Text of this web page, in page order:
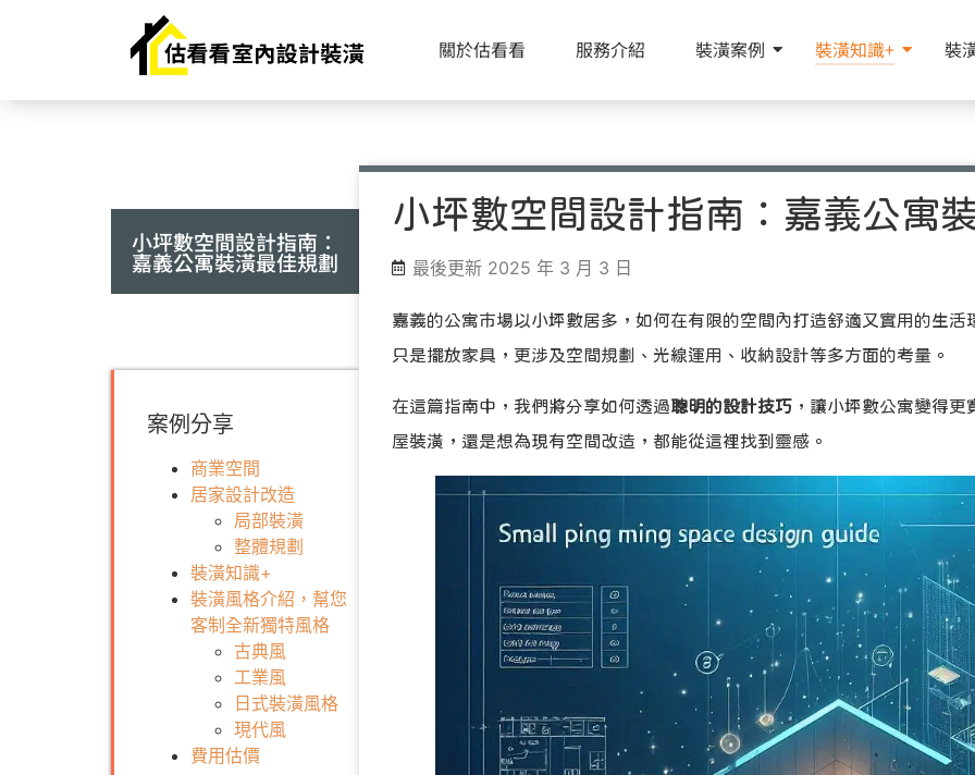
關於估看看 服務介紹 裝潢案例 裝潢知識+ 裝
小坪數空間設計指南：
嘉義公寓裝潢最佳規劃
案例分享
商業空間
居家設計改造
局部裝潢
整體規劃
裝潢知識+
裝潢風格介紹，幫您
客制全新獨特風格
古典風
工業風
日式裝潢風格
現代風
費用估價
小坪數空間設計指南：嘉義公寓
最後更新 2025 年 3 月 3 日
嘉義的公寓市場以小坪數居多，如何在有限的空間內打造舒適又實用的生
只是擺放家具，更涉及空間規劃、光線運用、收納設計等多方面的考量。
在這篇指南中，我們將分享如何透過聰明的設計技巧 ，讓小坪數公寓變得
屋裝潢，還是想為現有空間改造，都能從這裡找到靈感。